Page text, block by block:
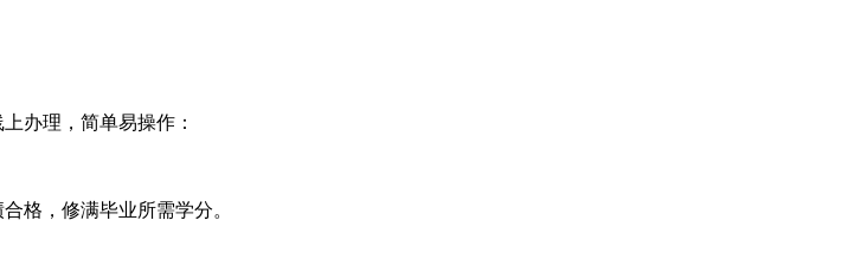
办理，简单易操作：
格，修满毕业所需学分。